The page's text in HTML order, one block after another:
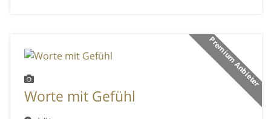
Premium Anbieter
Worte mit Gefühl